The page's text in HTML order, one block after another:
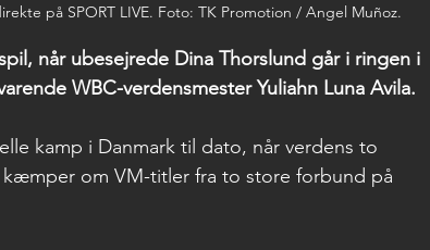
på SPORT LIVE. Foto: TK Promotion / Angel Muñoz.
når ubesejrede Dina Thorslund går i ringen i
WBC-verdensmester Yuliahn Luna Avila.
kamp i Danmark til dato, når verdens to
om VM-titler fra to store forbund på